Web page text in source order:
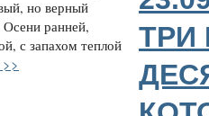
но верный
ранней,
с запахом теплой
ТРИ